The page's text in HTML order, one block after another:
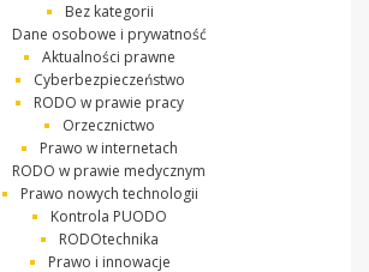
Bez kategorii
Dane osobowe i prywatność
Aktualności prawne
Cyberbezpieczeństwo
RODO w prawie pracy
Orzecznictwo
Prawo w internetach
RODO w prawie medycznym
Prawo nowych technologii
Kontrola PUODO
RODOtechnika
Prawo i innowacje